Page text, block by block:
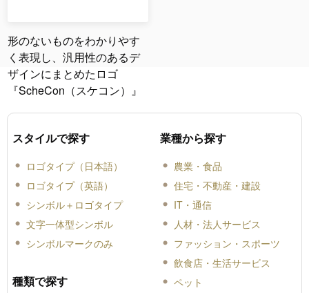
形のないものをわかりやす
く表現し、汎用性のあるデ
ザインにまとめたロゴ
『ScheCon（スケコン）』
スタイルで探す
ロゴタイプ（日本語）
ロゴタイプ（英語）
シンボル＋ロゴタイプ
文字一体型シンボル
シンボルマークのみ
種類で探す
業種から探す
農業・食品
住宅・不動産・建設
IT・通信
人材・法人サービス
ファッション・スポーツ
飲食店・生活サービス
ペット